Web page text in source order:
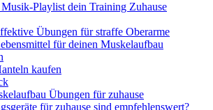
Playlist dein Training Zuhause
Übungen für straffe Oberarme
für deinen Muskelaufbau
kaufen
Übungen für zuhause
für zuhause sind empfehlenswert?